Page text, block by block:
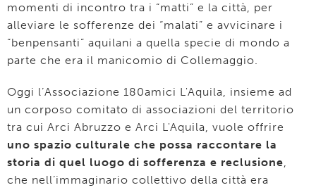
momenti di incontro tra i “matti” e la città, per
alleviare le sofferenze dei “malati” e avvicinare i
“benpensanti” aquilani a quella specie di mondo a
parte che era il manicomio di Collemaggio.
Oggi l’Associazione 180amici L'Aquila, insieme ad
un corposo comitato di associazioni del territorio
tra cui Arci Abruzzo e Arci L'Aquila, vuole offrire
uno spazio culturale che possa raccontare la
storia di quel luogo di sofferenza e reclusione,
che nell’immaginario collettivo della città era